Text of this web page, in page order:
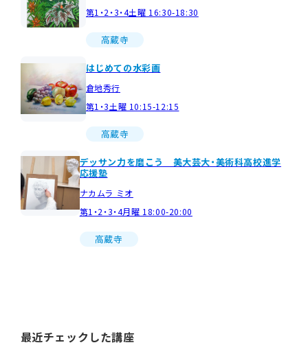
第1・2・3・4土曜 16:30-18:30
高蔵寺
はじめての水彩画
倉地秀行
第1・3土曜 10:15-12:15
高蔵寺
デッサン力を磨こう 美大芸大・美術科高校進学
応援塾
ナカムラ ミオ
第1・2・3・4月曜 18:00-20:00
高蔵寺
最近チェックした講座